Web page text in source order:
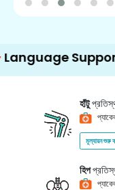
Support
হাঁটু
মূল্যায়ন শুরু
হিপ